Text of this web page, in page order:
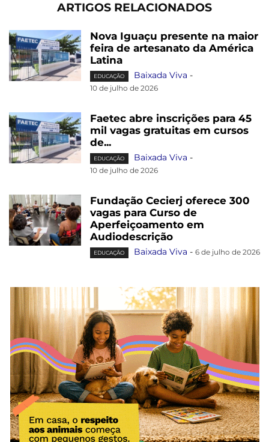
ARTIGOS RELACIONADOS
Nova Iguaçu presente na maior
feira de artesanato da América
Latina
EDUCAÇÃO Baixada Viva -
10 de julho de 2026
Faetec abre inscrições para 45
mil vagas gratuitas em cursos
de...
EDUCAÇÃO Baixada Viva -
10 de julho de 2026
Fundação Cecierj oferece 300
vagas para Curso de
Aperfeiçoamento em
Audiodescrição
EDUCAÇÃO Baixada Viva - 6 de julho de 2026